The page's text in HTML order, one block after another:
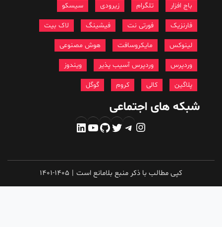
باج افزار تلگرام زیرودی سیسکو
فارنزیک فورتی نت فیشینگ لاک بیت
لینوکس مایکروسافت هوش مصنوعی
وردپرس وردپرس آسیب پذیر ویندوز
پلاگین
شبکه های اجتماعی
اینستاگرم
تلگرام
توییتر
گیت‌هاب
یوتیوب
لینکداین
کپی مطالب با ذکر منبع بلامانع است |
1401-1405